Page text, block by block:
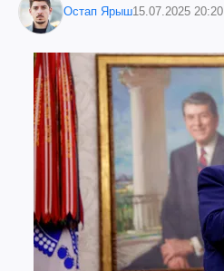
Остап Ярыш15.07.2025 20:20